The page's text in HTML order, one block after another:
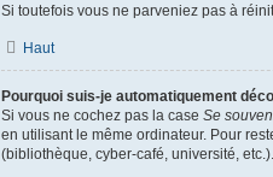
Si toutefois vous ne parveniez pas à
Haut
Pourquoi suis-je automatiquement
Si vous ne cochez pas la case Se
en utilisant le même ordinateur. Pour
(bibliothèque, cyber-café, université,